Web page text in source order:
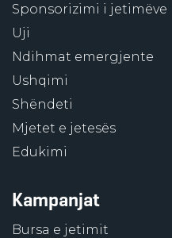
Sponsorizimi i jetimëve
Uji
Ndihmat emergjente
Ushqimi
Shëndeti
Mjetet e jetesës
Edukimi
Kampanjat
Bursa e jetimit